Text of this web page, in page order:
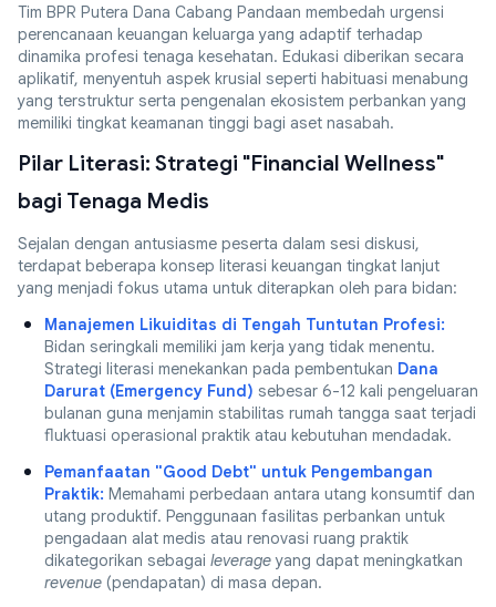
Tim BPR Putera Dana Cabang Pandaan membedah urgensi
perencanaan keuangan keluarga yang adaptif terhadap
dinamika profesi tenaga kesehatan. Edukasi diberikan secara
aplikatif, menyentuh aspek krusial seperti habituasi menabung
yang terstruktur serta pengenalan ekosistem perbankan yang
memiliki tingkat keamanan tinggi bagi aset nasabah.
Pilar Literasi: Strategi "Financial Wellness"
bagi Tenaga Medis
Sejalan dengan antusiasme peserta dalam sesi diskusi,
terdapat beberapa konsep literasi keuangan tingkat lanjut
yang menjadi fokus utama untuk diterapkan oleh para bidan:
Manajemen Likuiditas di Tengah Tuntutan Profesi:
Bidan seringkali memiliki jam kerja yang tidak menentu.
Strategi literasi menekankan pada pembentukan Dana
Darurat (Emergency Fund) sebesar 6-12 kali pengeluaran
bulanan guna menjamin stabilitas rumah tangga saat terjadi
fluktuasi operasional praktik atau kebutuhan mendadak.
Pemanfaatan "Good Debt" untuk Pengembangan
Praktik: Memahami perbedaan antara utang konsumtif dan
utang produktif. Penggunaan fasilitas perbankan untuk
pengadaan alat medis atau renovasi ruang praktik
dikategorikan sebagai leverageyang dapat meningkatkan
revenue (pendapatan) di masa depan.